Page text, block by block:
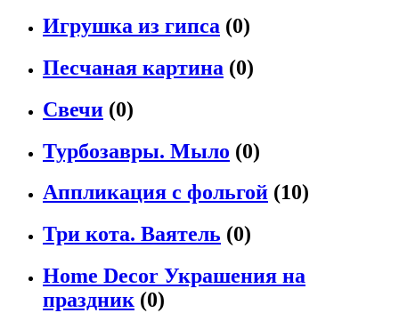
Игрушка из гипса (0)
Песчаная картина (0)
Свечи (0)
Турбозавры. Мыло (0)
Аппликация с фольгой (10)
Три кота. Ваятель (0)
Home Decor Украшения на
праздник (0)